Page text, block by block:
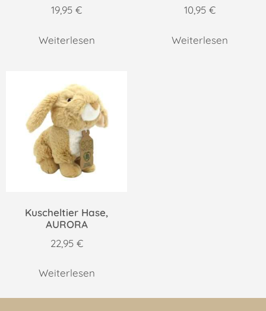
19,95 €
Weiterlesen
10,95 €
Weiterlesen
Kuscheltier Hase,
AURORA
22,95 €
Weiterlesen